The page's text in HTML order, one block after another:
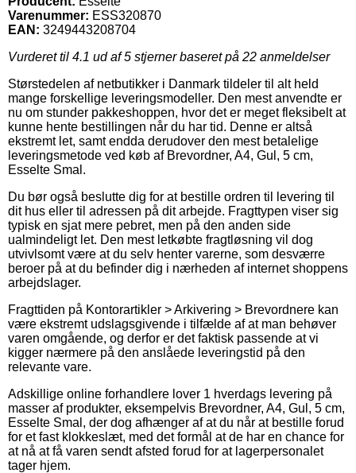
Varenummer: ESS320870
EAN: 3249443208704
Vurderet til 4.1 ud af 5 stjerner baseret på 22 anmeldelser
Størstedelen af netbutikker i Danmark tildeler til alt held
mange forskellige leveringsmodeller. Den mest anvendte er
nu om stunder pakkeshoppen, hvor det er meget fleksibelt at
kunne hente bestillingen når du har tid. Denne er altså
ekstremt let, samt endda derudover den mest betalelige
leveringsmetode ved køb af Brevordner, A4, Gul, 5 cm,
Esselte Smal.
Du bør også beslutte dig for at bestille ordren til levering til
dit hus eller til adressen på dit arbejde. Fragttypen viser sig
typisk en sjat mere pebret, men på den anden side
ualmindeligt let. Den mest letkøbte fragtløsning vil dog
utvivlsomt være at du selv henter varerne, som desværre
beroer på at du befinder dig i nærheden af internet shoppens
arbejdslager.
Fragttiden på Kontorartikler > Arkivering > Brevordnere kan
være ekstremt udslagsgivende i tilfælde af at man behøver
varen omgående, og derfor er det faktisk passende at vi
kigger nærmere på den anslåede leveringstid på den
relevante vare.
Adskillige online forhandlere lover 1 hverdags levering på
masser af produkter, eksempelvis Brevordner, A4, Gul, 5 cm,
Esselte Smal, der dog afhænger af at du når at bestille forud
for et fast klokkeslæt, med det formål at de har en chance for
at nå at få varen sendt afsted forud for at lagerpersonalet
tager hjem.